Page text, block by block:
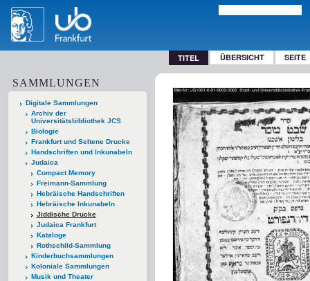
TITEL ÜBERSICHT SEITE
SAMMLUNGEN
Digitale Sammlungen
Archiv der
Universitätsbibliothek JCS
Biologie
Frankfurt und Seltene Drucke
Handschriften und Inkunabeln
Judaica
Compact Memory
Freimann-Sammlung
Hebräische Handschriften
Hebräische Inkunabeln
Jiddische Drucke
Judaica Frankfurt
Kataloge
Rothschild-Sammlung
Kinderbuchsammlungen
Koloniale Sammlungen
Musik und Theater